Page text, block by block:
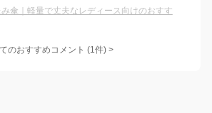
傘｜軽量で丈夫なレディース向けのおすす
のおすすめコメント (1件) >